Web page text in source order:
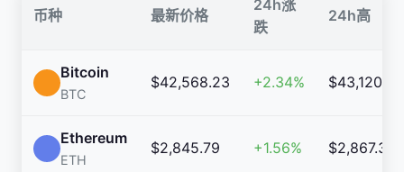
币种 最新价格
24h涨
跌
24h高
Bitcoin
BTC
$42,568.23 +2.34% $43,120.45
Ethereum
ETH
$2,845.79 +1.56% $2,867.32